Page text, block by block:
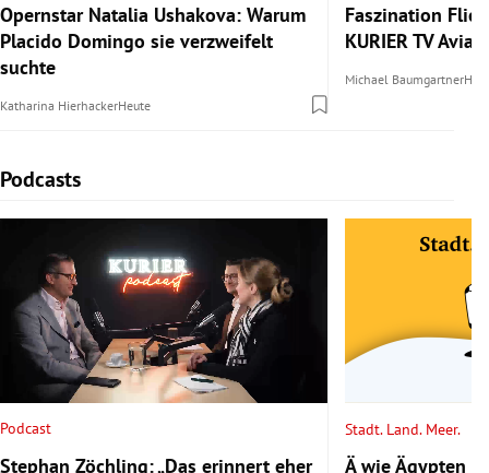
Opernstar Natalia Ushakova: Warum
Placido Domingo sie verzweifelt
suchte
Katharina HierhackerHeute
Faszination
KURIER TV
Michael Baumgartner
Podcasts
Slide 1 von 6
Podcast
Stephan Zöchling: „Das erinnert eher
Stadt. Land. Meer.
Ä wie Ägypten